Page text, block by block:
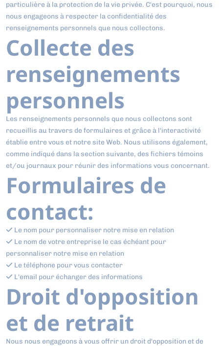
particulière à la protection de la vie privée. C'est pourquoi, nous
nous engageons à respecter la confidentialité des
renseignements personnels que nous collectons.
Collecte des
renseignements
personnels
Les renseignements personnels que nous collectons sont
recueillis au travers de formulaires et grâce à l'interactivité
établie entre vous et notre site Web. Nous utilisons également,
comme indiqué dans la section suivante, des fichiers témoins
et/ou journaux pour réunir des informations vous concernant.
Formulaires de
contact:
Le nom pour personnaliser notre mise en relation
Le nom de votre entreprise le cas échéant pour
personnaliser notre mise en relation
Le téléphone pour vous contacter
L'email pour échanger des informations
Droit d'opposition
et de retrait
Nous nous engageons à vous offrir un droit d'opposition et de